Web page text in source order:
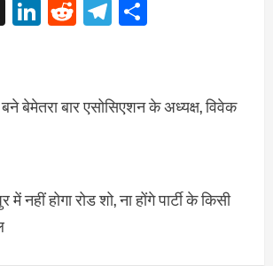
X LinkedIn
RedditTelegram
बेमेतरा बार एसोसिएशन के अध्यक्ष, विवेक
में नहीं होगा रोड शो, ना होंगे पार्टी के किसी